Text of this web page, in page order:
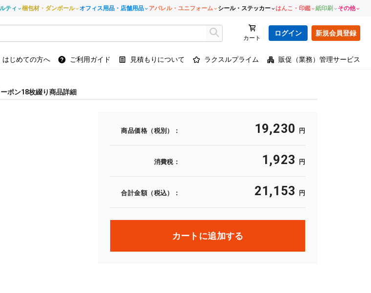
ティ 梱包材・ダンボール オフィス用品・店舗用品 アパレル・ユニフォーム シール・ステッカー はんこ・印鑑 紙印刷 その他
カート
ログイン 新規会員登録
はじめての方へ ご利用ガイド 見積もりについて ラクスルプライム 販促（業務）管理サービス
ポン18枚綴り商品詳細
商品価格（税別）： 19,230 円
消費税： 1,923 円
合計金額（税込）： 21,153 円
カートに追加する